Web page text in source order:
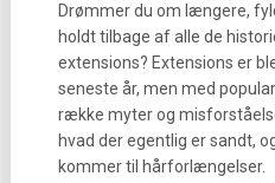
Drømmer du om længere,
holdt tilbage af alle de
extensions? Extensions er
seneste år, men med
række myter og
hvad der egentlig er sandt,
kommer til hårforlængelser.